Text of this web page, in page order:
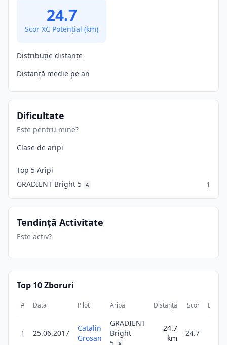
24.7
Scor XC Potențial (km)
Distribuție distanțe
Distanță medie pe an
Dificultate
Este pentru mine?
Clase de aripi
Top 5 Aripi
GRADIENT Bright 5 A 1
Tendință Activitate
Este activ?
Top 10 Zboruri
# Data Pilot Aripă Distanță Scor Durată
1 25.06.2017
Catalin
Grosan
GRADIENT
Bright
24.7
km
24.7